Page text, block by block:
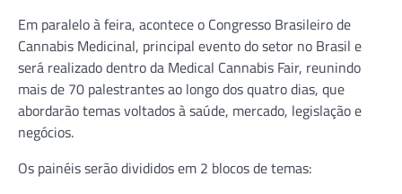
Em paralelo à feira, acontece o Congresso Brasileiro de
Cannabis Medicinal, principal evento do setor no Brasil e
será realizado dentro da Medical Cannabis Fair, reunindo
mais de 70 palestrantes ao longo dos quatro dias, que
abordarão temas voltados à saúde, mercado, legislação e
negócios.
Os painéis serão divididos em 2 blocos de temas: